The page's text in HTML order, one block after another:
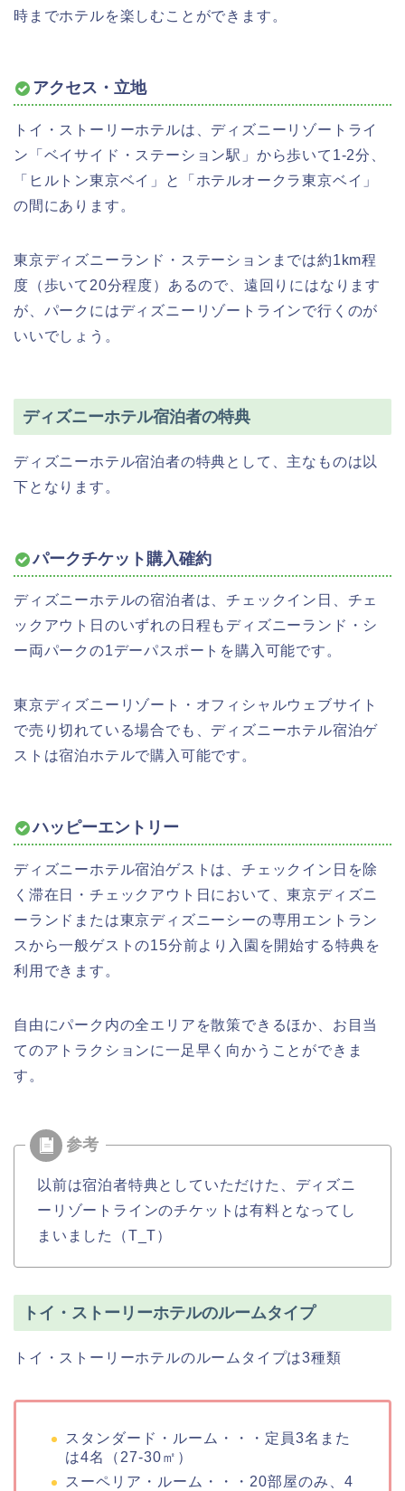
時までホテルを楽しむことができます。
アクセス・立地
トイ・ストーリーホテルは、ディズニーリゾートライ
ン「ベイサイド・ステーション駅」から歩いて1-2分、
「ヒルトン東京ベイ」と「ホテルオークラ東京ベイ」
の間にあります。
東京ディズニーランド・ステーションまでは約1km程
度（歩いて20分程度）あるので、遠回りにはなります
が、パークにはディズニーリゾートラインで行くのが
いいでしょう。
ディズニーホテル宿泊者の特典
ディズニーホテル宿泊者の特典として、主なものは以
下となります。
パークチケット購入確約
ディズニーホテルの宿泊者は、チェックイン日、チェ
ックアウト日のいずれの日程もディズニーランド・シ
ー両パークの1デーパスポートを購入可能です。
東京ディズニーリゾート・オフィシャルウェブサイト
で売り切れている場合でも、ディズニーホテル宿泊ゲ
ストは宿泊ホテルで購入可能です。
ハッピーエントリー
ディズニーホテル宿泊ゲストは、チェックイン日を除
く滞在日・チェックアウト日において、東京ディズニ
ーランドまたは東京ディズニーシーの専用エントラン
スから一般ゲストの15分前より入園を開始する特典を
利用できます。
自由にパーク内の全エリアを散策できるほか、お目当
てのアトラクションに一足早く向かうことができま
す。
以前は宿泊者特典としていただけた、ディズニ
ーリゾートラインのチケットは有料となってし
まいました（T_T）
トイ・ストーリーホテルのルームタイプ
トイ・ストーリーホテルのルームタイプは3種類
スタンダード・ルーム・・・定員3名また
は4名（27-30㎡）
スーペリア・ルーム・・・20部屋のみ、4